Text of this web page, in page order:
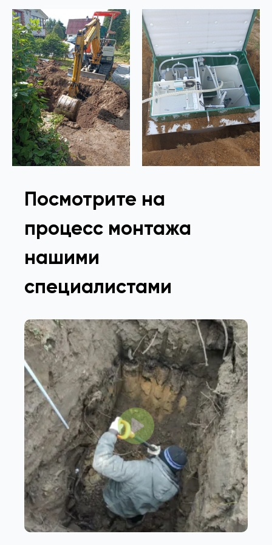
Посмотрите на
процесс монтажа
нашими
специалистами